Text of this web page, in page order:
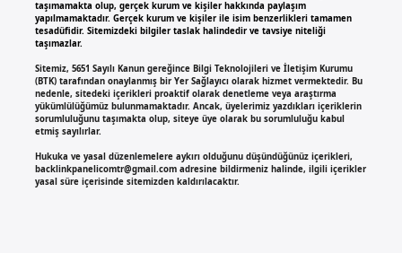
taşımamakta olup, gerçek kurum ve kişiler hakkında paylaşım
yapılmamaktadır. Gerçek kurum ve kişiler ile isim benzerlikleri tamamen
tesadüfidir. Sitemizdeki bilgiler taslak halindedir ve tavsiye niteliği
taşımazlar.
Sitemiz, 5651 Sayılı Kanun gereğince Bilgi Teknolojileri ve İletişim Kurumu
(BTK) tarafından onaylanmış bir Yer Sağlayıcı olarak hizmet vermektedir. Bu
nedenle, sitedeki içerikleri proaktif olarak denetleme veya araştırma
yükümlülüğümüz bulunmamaktadır. Ancak, üyelerimiz yazdıkları içeriklerin
sorumluluğunu taşımakta olup, siteye üye olarak bu sorumluluğu kabul
etmiş sayılırlar.
Hukuka ve yasal düzenlemelere aykırı olduğunu düşündüğünüz içerikleri,
backlinkpanelicomtr@gmail.comadresine bildirmeniz halinde, ilgili içerikler
yasal süre içerisinde sitemizden kaldırılacaktır.